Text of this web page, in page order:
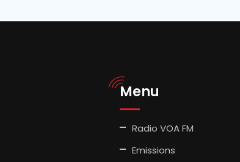
Menu
Radio VOA FM
Emissions